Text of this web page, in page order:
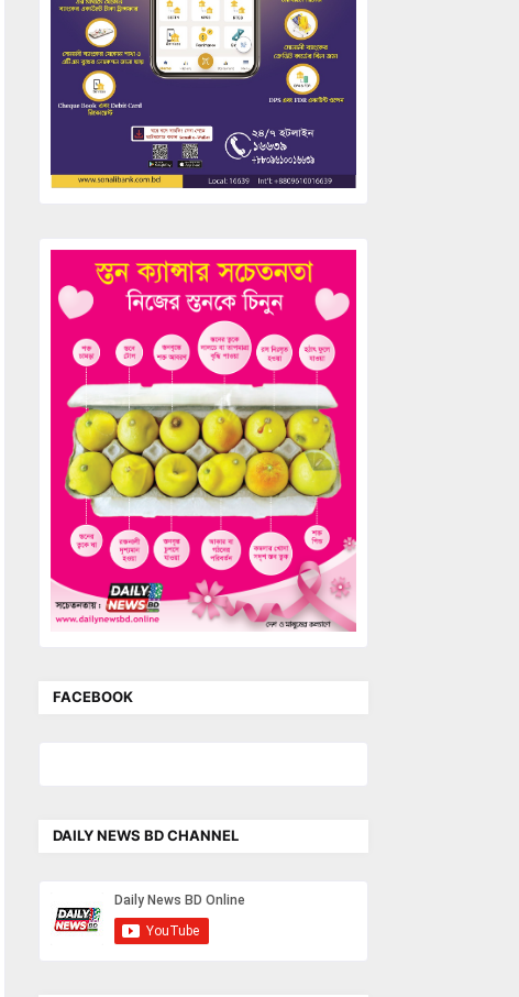
FACEBOOK
DAILY NEWS BD CHANNEL